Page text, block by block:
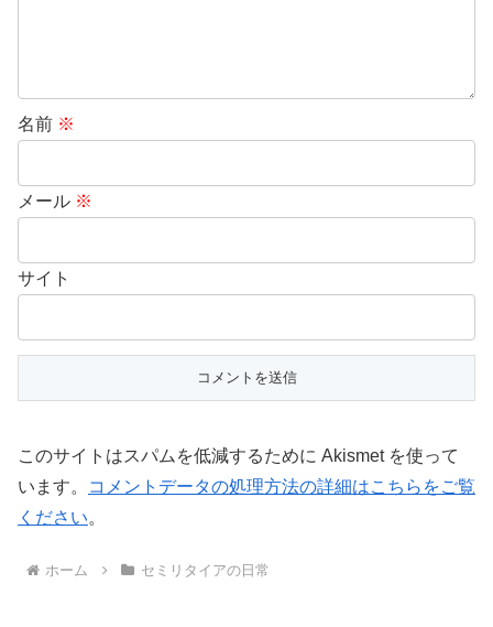
名前 ※
メール ※
サイト
このサイトはスパムを低減するために Akismet を使って
います。
コメントデータの処理方法の詳細はこちらをご覧
ください。
ホーム セミリタイアの日常